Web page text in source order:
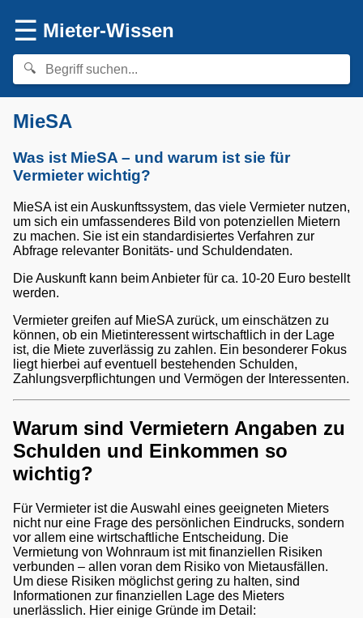
☰ Mieter-Wissen
MieSA
Was ist MieSA – und warum ist sie für
Vermieter wichtig?
MieSA ist ein Auskunftssystem, das viele Vermieter nutzen,
um sich ein umfassenderes Bild von potenziellen Mietern
zu machen. Sie ist ein standardisiertes Verfahren zur
Abfrage relevanter Bonitäts- und Schuldendaten.
Die Auskunft kann beim Anbieter für ca. 10-20 Euro bestellt
werden.
Vermieter greifen auf MieSA zurück, um einschätzen zu
können, ob ein Mietinteressent wirtschaftlich in der Lage
ist, die Miete zuverlässig zu zahlen. Ein besonderer Fokus
liegt hierbei auf eventuell bestehenden Schulden,
Zahlungsverpflichtungen und Vermögen der Interessenten.
Warum sind Vermietern Angaben zu
Schulden und Einkommen so
wichtig?
Für Vermieter ist die Auswahl eines geeigneten Mieters
nicht nur eine Frage des persönlichen Eindrucks, sondern
vor allem eine wirtschaftliche Entscheidung. Die
Vermietung von Wohnraum ist mit finanziellen Risiken
verbunden – allen voran dem Risiko von Mietausfällen.
Um diese Risiken möglichst gering zu halten, sind
Informationen zur finanziellen Lage des Mieters
unerlässlich. Hier einige Gründe im Detail: